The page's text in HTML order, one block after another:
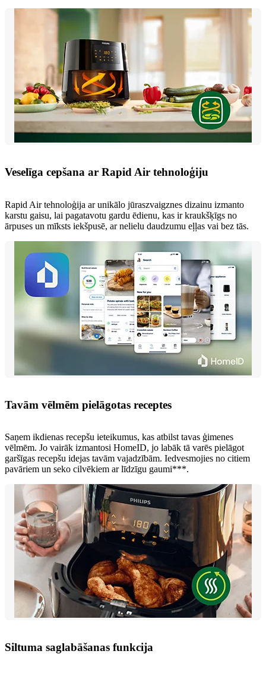
Veselīga cepšana ar Rapid Air tehnoloģiju
Rapid Air tehnoloģija ar unikālo jūraszvaigznes dizainu izmanto
karstu gaisu, lai pagatavotu gardu ēdienu, kas ir kraukšķīgs no
ārpuses un mīksts iekšpusē, ar nelielu daudzumu eļļas vai bez tās.
Tavām vēlmēm pielāgotas receptes
Saņem ikdienas recepšu ieteikumus, kas atbilst tavas ģimenes
vēlmēm. Jo vairāk izmantosi HomeID, jo labāk tā varēs pielāgot
garšīgas recepšu idejas tavām vajadzībām. Iedvesmojies no citiem
pavāriem un seko cilvēkiem ar līdzīgu gaumi***.
Siltuma saglabāšanas funkcija